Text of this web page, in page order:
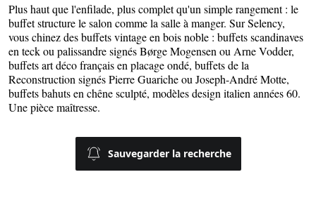
Plus haut que l'enfilade, plus complet qu'un simple rangement : le
buffet structure le salon comme la salle à manger. Sur Selency,
vous chinez des buffets vintage en bois noble : buffets scandinaves
en teck ou palissandre signés Børge Mogensen ou Arne Vodder,
buffets art déco français en placage ondé, buffets de la
Reconstruction signés Pierre Guariche ou Joseph-André Motte,
buffets bahuts en chêne sculpté, modèles design italien années 60.
Une pièce maîtresse.
Sauvegarder la recherche